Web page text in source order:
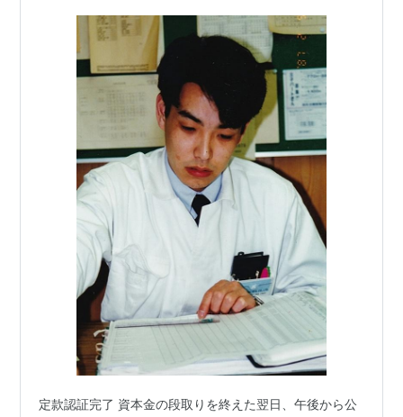
定款認証完了 資本金の段取りを終えた翌日、午後から公